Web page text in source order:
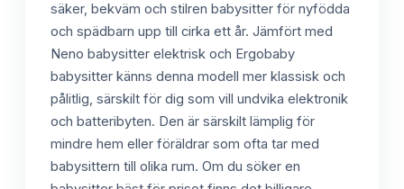
säker, bekväm och stilren babysitter för nyfödda
och spädbarn upp till cirka ett år. Jämfört med
Neno babysitter elektrisk och Ergobaby
babysitter känns denna modell mer klassisk och
pålitlig, särskilt för dig som vill undvika elektronik
och batteribyten. Den är särskilt lämplig för
mindre hem eller föräldrar som ofta tar med
babysittern till olika rum. Om du söker en